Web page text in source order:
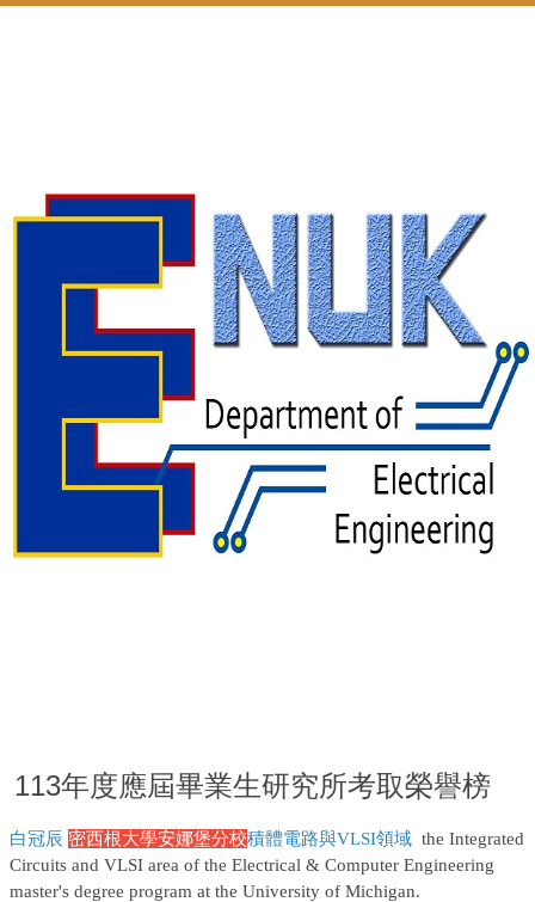
113年度應屆畢業生研究所考取榮譽榜
白冠辰 密西根大學安娜堡分校積體電路與VLSI領域 the Integrated
Circuits and VLSI area of the Electrical & Computer Engineering
master's degree program at the University of Michigan.